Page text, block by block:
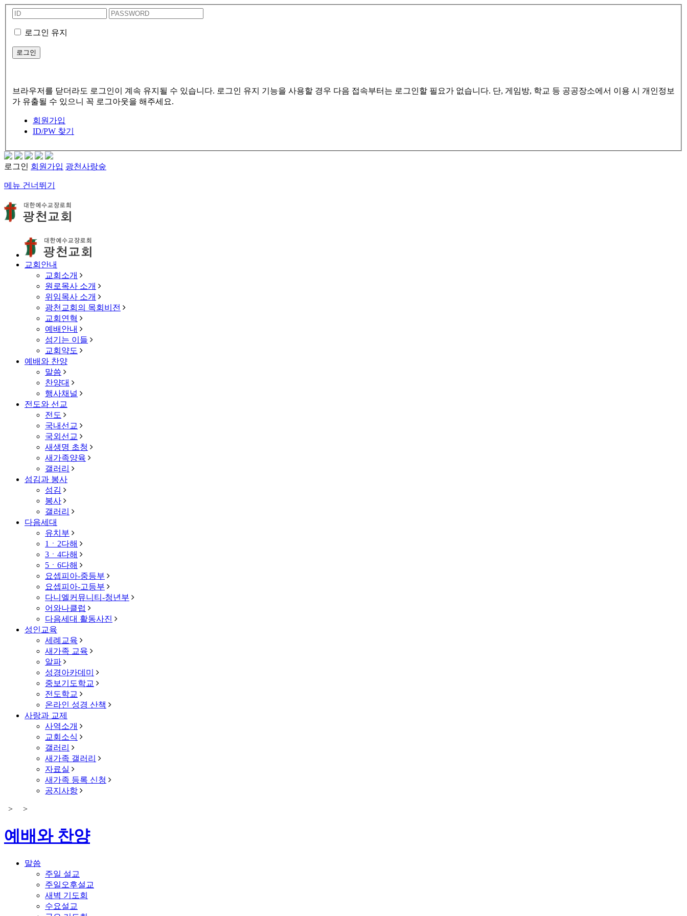
로그인 유지
브라우저를 닫더라도 로그인이 계속 유지될 수 있습니다. 로그인 유지 기능을 사용할 경우 다음 접속부터는 로그인할 필요가 없습니다. 단, 게임방, 학교 등 공공장소에서 이용 시 개인정보
가 유출될 수 있으니 꼭 로그아웃을 해주세요.
회원가입
ID/PW 찾기
로그인 회원가입 광천사랑숲
메뉴 건너뛰기
교회안내
교회소개
원로목사 소개
위임목사 소개
광천교회의 목회비전
교회연혁
예배안내
섬기는 이들
교회약도
예배와 찬양
말씀
찬양대
행사채널
전도와 선교
전도
국내선교
국외선교
새생명 초청
새가족양육
갤러리
섬김과 봉사
섬김
봉사
갤러리
다음세대
유치부
1ㆍ2다해
3ㆍ4다해
5ㆍ6다해
요셉피아-중등부
요셉피아-고등부
다니엘커뮤니티-청년부
어와나클럽
다음세대 활동사진
성인교육
세례교육
새가족 교육
알파
성경아카데미
중보기도학교
전도학교
온라인 성경 산책
사랑과 교제
사역소개
교회소식
갤러리
새가족 갤러리
자료실
새가족 등록 신청
공지사항
> >
예배와 찬양
말씀
주일 설교
주일오후설교
새벽 기도회
수요설교